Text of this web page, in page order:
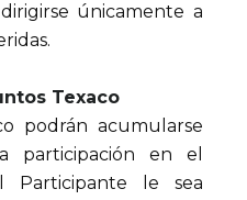
únicamente a
Texaco
podrán acumularse
participación en el
Participante le sea